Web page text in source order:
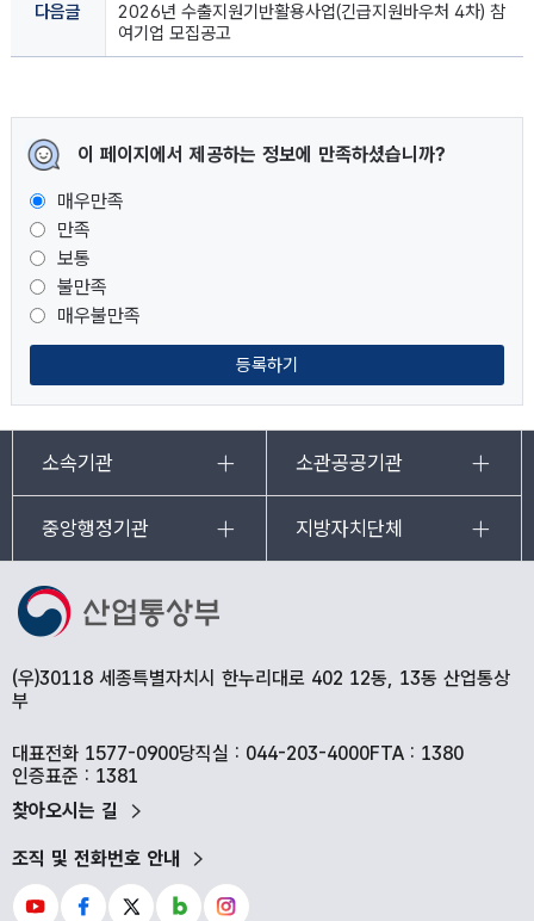
다음글
2026년 수출지원기반활용사업(긴급지원바우처 4차) 참
여기업 모집공고
이 페이지에서 제공하는 정보에 만족하셨습니까?
매우만족
만족
보통
불만족
매우불만족
등록하기
소속기관 소관공공기관
중앙행정기관 지방자치단체
(우)30118 세종특별자치시 한누리대로 402 12동, 13동 산업통상
부
대표전화 1577-0900당직실 : 044-203-4000FTA : 1380
인증표준 : 1381
찾아오시는 길
조직 및 전화번호 안내